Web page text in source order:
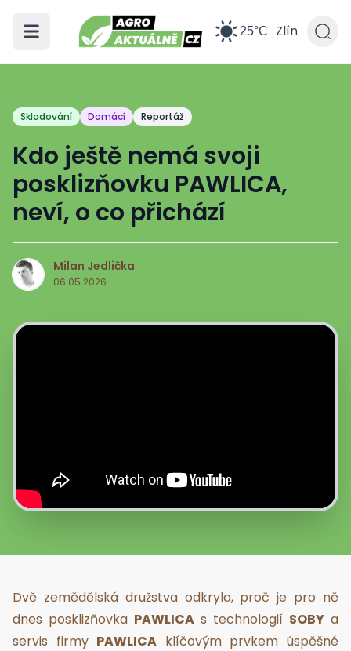
25°C Zlín
Skladování Domácí Reportáž
Kdo ještě nemá svoji
posklizňovku PAWLICA,
neví, o co přichází
M Milan Jedlička
06.05.2026
Dvě zemědělská družstva odkryla, proč je pro ně
dnes posklizňovka PAWLICA s technologií SOBY a
servis firmy PAWLICA klíčovým prvkem úspěšné